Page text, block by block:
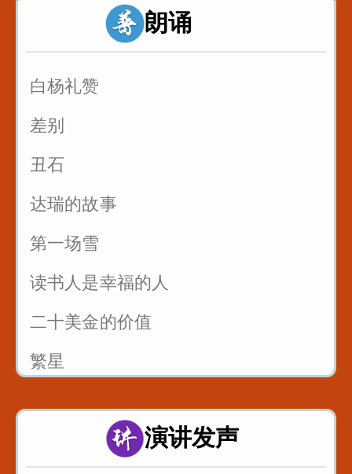
2_唇齿音f_粉红凤凰
朗诵
白杨礼赞
差别
丑石
达瑞的故事
第一场雪
读书人是幸福的人
二十美金的价值
繁星
演讲发声